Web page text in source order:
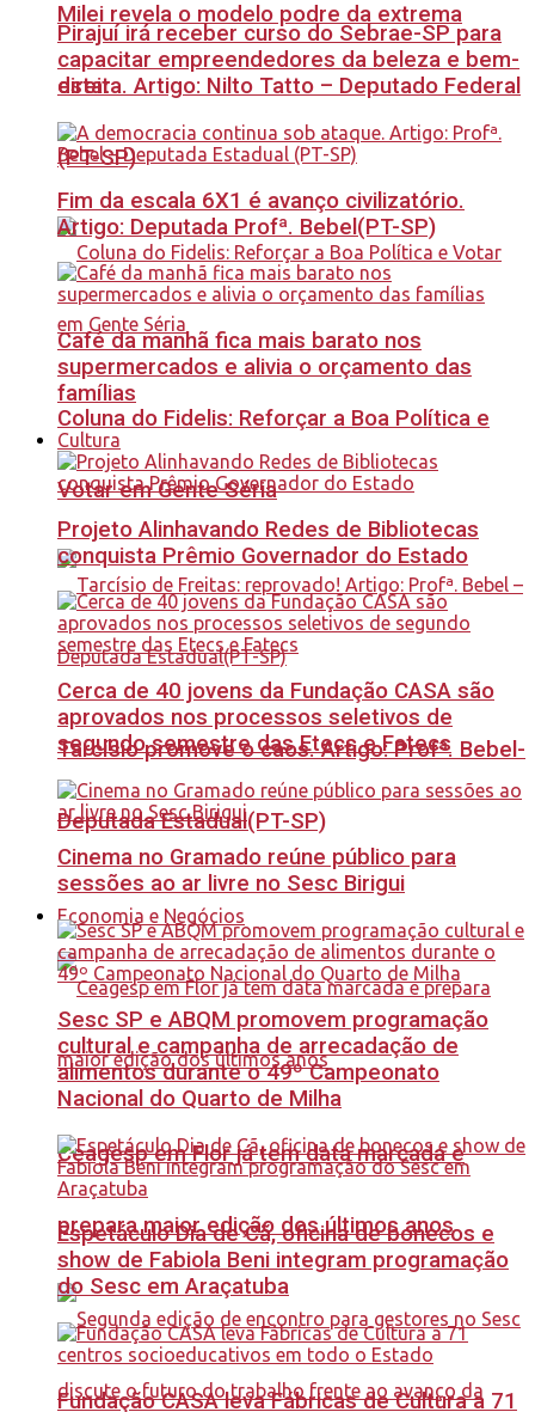
Milei revela o modelo podre da extrema
direita. Artigo: Nilto Tatto – Deputado Federal
(PT-SP)
Coluna do Fidelis: Reforçar a Boa Política e
Votar em Gente Séria
Tarcísio promove o caos. Artigo: Profª. Bebel-
Deputada Estadual(PT-SP)
Economia e Negócios
Ceagesp em Flor já tem data marcada e
prepara maior edição dos últimos anos
Pirajuí irá receber curso do Sebrae-SP para
capacitar empreendedores da beleza e bem-
estar
Fim da escala 6X1 é avanço civilizatório.
Artigo: Deputada Profª. Bebel(PT-SP)
Café da manhã fica mais barato nos
supermercados e alivia o orçamento das
famílias
Cultura
Projeto Alinhavando Redes de Bibliotecas
conquista Prêmio Governador do Estado
Cerca de 40 jovens da Fundação CASA são
aprovados nos processos seletivos de
segundo semestre das Etecs e Fatecs
Cinema no Gramado reúne público para
sessões ao ar livre no Sesc Birigui
Sesc SP e ABQM promovem programação
cultural e campanha de arrecadação de
alimentos durante o 49º Campeonato
Nacional do Quarto de Milha
Espetáculo Dia de Cã, oficina de bonecos e
show de Fabiola Beni integram programação
do Sesc em Araçatuba
Fundação CASA leva Fábricas de Cultura a 71